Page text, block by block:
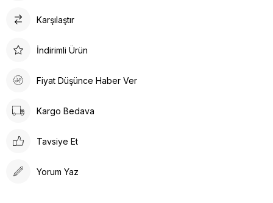
ürün detayları ile hem dayanıklılık hem de estetik bir görünüm
nefes almasına olanak tanırken yumuşak bir dokunuş sağlar.
vaat eder.
Karşılaştır
İndirimli Ürün
Fiyat Düşünce Haber Ver
Kargo Bedava
Tavsiye Et
Yorum Yaz